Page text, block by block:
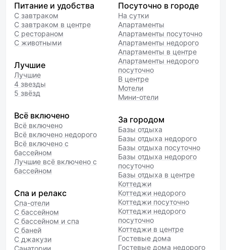
Питание и удобства
С завтраком
С завтраком в центре
С рестораном
С животными
Лучшие
Лучшие
4 звезды
5 звёзд
Всё включено
Всё включено
Всё включено недорого
Всё включено с
бассейном
Лучшие всё включено с
бассейном
Спа и релакс
Спа-отели
С бассейном
С бассейном и спа
С баней
С джакузи
Санатории
Посуточно в городе
На сутки
Апартаменты
Апартаменты посуточно
Апартаменты недорого
Апартаменты в центре
Апартаменты недорого
посуточно
В центре
Мотели
Мини-отели
За городом
Базы отдыха
Базы отдыха недорого
Базы отдыха посуточно
Базы отдыха недорого
посуточно
Базы отдыха в центре
Коттеджи
Коттеджи недорого
Коттеджи посуточно
Коттеджи недорого
посуточно
Коттеджи в центре
Гостевые дома
Гостевые дома недорого